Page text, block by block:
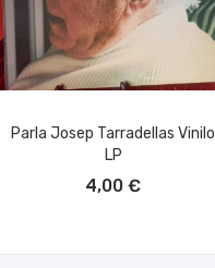
Parla Josep Tarradellas Vinilo
LP
4,00 €